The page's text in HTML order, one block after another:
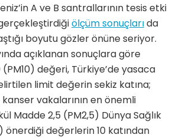
A ve B santrallarının tesis etki
ölçüm sonuçlarıda
boyutu gözler önüne seriyor.
açıklanan sonuçlara göre
değeri, Türkiye’de yasaca
limit değerin sekiz katına;
vakalarının en önemli
Madde 2,5 (PM2,5) Dünya Sağlık
önerdiği değerlerin 10 katından